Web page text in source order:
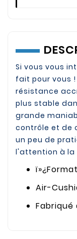
Si vous vous
fait pour vous
résistance
plus stable
grande
contrôle et de
un peu de
l'attention à la
ï»¿
Air-
Fabriqué